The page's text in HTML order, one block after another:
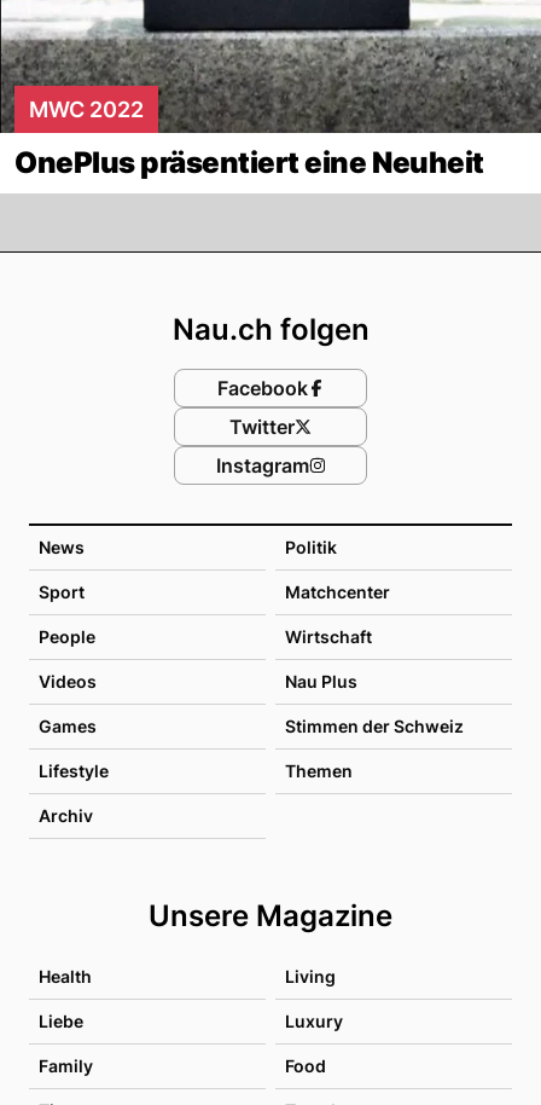
MWC 2022
OnePlus präsentiert eine Neuheit
News Politik
Sport Matchcenter
People Wirtschaft
Videos Nau Plus
Games Stimmen der Schweiz
Lifestyle Themen
Archiv
Unsere Magazine
Health Living
Liebe Luxury
Family Food
Nau.ch folgen
Facebook
Twitter
Instagram